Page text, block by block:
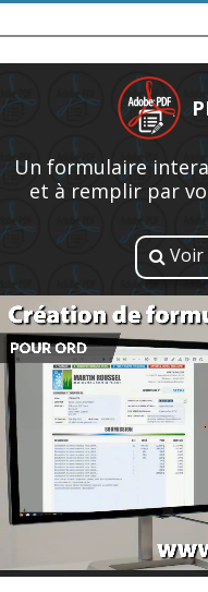
Un formulaire
et à remplir par
 Voir